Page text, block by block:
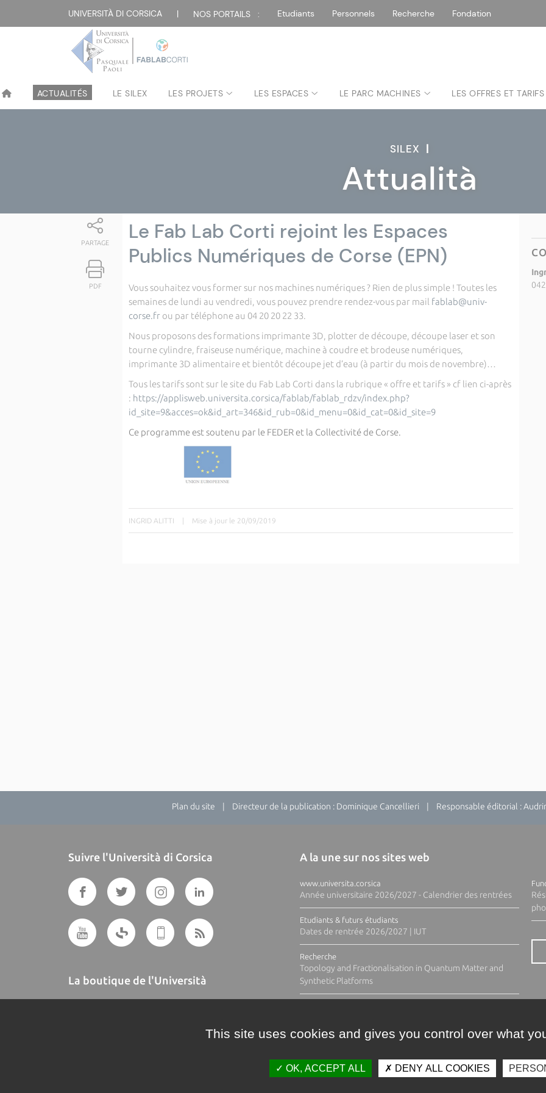
UNIVERSITÀ DI CORSICA | NOS PORTAILS : Etudiants Personnels Recherche Fondation
ACTUALITÉS LE SILEX LES PROJETS LES ESPACES LE PARC MACHINES LES OFFRES ET TARIFS
SILEX |
Attualità
PARTAGE
PDF
Le Fab Lab Corti rejoint les Espaces
Publics Numériques de Corse (EPN)
Vous souhaitez vous former sur nos machines numériques ? Rien de plus simple ! Toutes les
semaines de lundi au vendredi, vous pouvez prendre rendez-vous par mail fablab@univ-
corse.frou par téléphone au 04 20 20 22 33.
Nous proposons des formations imprimante 3D, plotter de découpe, découpe laser et son
tourne cylindre, fraiseuse numérique, machine à coudre et brodeuse numériques,
imprimante 3D alimentaire et bientôt découpe jet d’eau (à partir du mois de novembre)…
Tous les tarifs sont sur le site du Fab Lab Corti dans la rubrique « offre et tarifs » cf lien ci-après
: https://applisweb.universita.corsica/fablab/fablab_rdzv/index.php?
id_site=9&acces=ok&id_art=346&id_rub=0&id_menu=0&id_cat=0&id_site=9
Ce programme est soutenu par le FEDER et la Collectivité de Corse.
INGRID ALITTI Mise à jour le 20/09/2019
Plan du site | Directeur de la publication : Dominique Cancellieri | Responsable éditorial :
Suivre l'Università di Corsica
La boutique de l'Università
A la une sur nos sites web
www.universita.corsica
Année universitaire 2026/2027 - Calendrier des rentrées
Etudiants & futurs étudiants
Dates de rentrée 2026/2027 | IUT
Recherche
Topology and Fractionalisation in Quantum Matter and
Synthetic Platforms
This site uses cookies and gives you control over what
OK, ACCEPT ALL DENY ALL COOKIES